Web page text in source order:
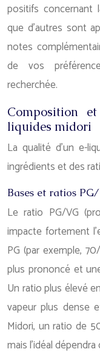
positifs concernant
que d’autres sont
notes
de vos
recherchée.
Composition
liquides midori
La qualité d’un e-
ingrédients et des
Bases et ratios
Le ratio PG/VG
impacte fortement
PG (par exemple,
plus prononcé et
Un ratio plus élevé
vapeur plus dense
Midori, un ratio de
mais l’idéal